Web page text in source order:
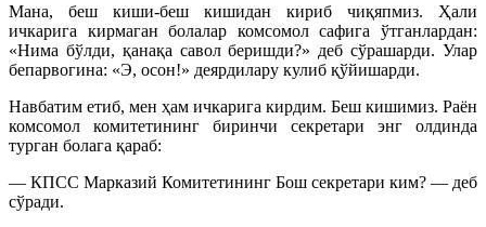
Мана, беш киши-беш кишидан кириб чиқяпмиз. Ҳали
ичкарига кирмаган болалар комсомол сафига ўтганлардан:
«Нима бўлди, қанақа савол беришди?» деб сўрашарди. Улар
бепарвогина: «Э, осон!» деярдилару кулиб қўйишарди.
Навбатим етиб, мен ҳам ичкарига кирдим. Беш кишимиз. Раён
комсомол комитетининг биринчи секретари энг олдинда
турган болага қараб:
— КПСС Марказий Комитетининг Бош секретари ким? — деб
сўради.